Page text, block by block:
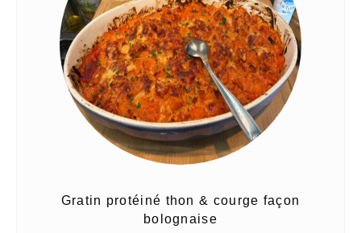
Gratin protéiné thon & courge façon
bolognaise